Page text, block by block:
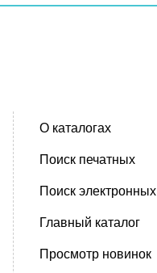
О каталогах
Поиск печатных
Поиск электронных
Главный каталог
Просмотр новинок